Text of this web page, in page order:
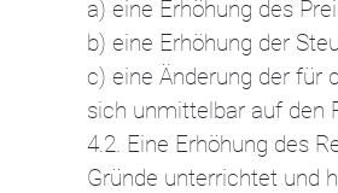
a) eine Erhöhung des
b) eine Erhöhung der
c) eine Änderung der für
sich unmittelbar auf den
4.2. Eine Erhöhung des
Gründe unterrichtet und